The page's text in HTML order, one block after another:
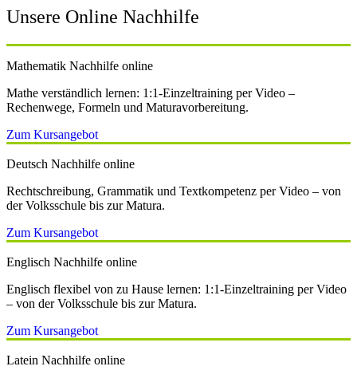
Unsere Online Nachhilfe
Mathematik Nachhilfe online
Mathe verständlich lernen: 1:1-Einzeltraining per Video –
Rechenwege, Formeln und Maturavorbereitung.
Zum Kursangebot
Deutsch Nachhilfe online
Rechtschreibung, Grammatik und Textkompetenz per Video – von
der Volksschule bis zur Matura.
Zum Kursangebot
Englisch Nachhilfe online
Englisch flexibel von zu Hause lernen: 1:1-Einzeltraining per Video
– von der Volksschule bis zur Matura.
Zum Kursangebot
Latein Nachhilfe online